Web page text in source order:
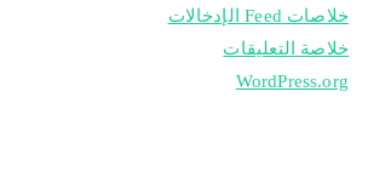
خلاصات Feed الإدخالات
خلاصة التعليقات
WordPress.org